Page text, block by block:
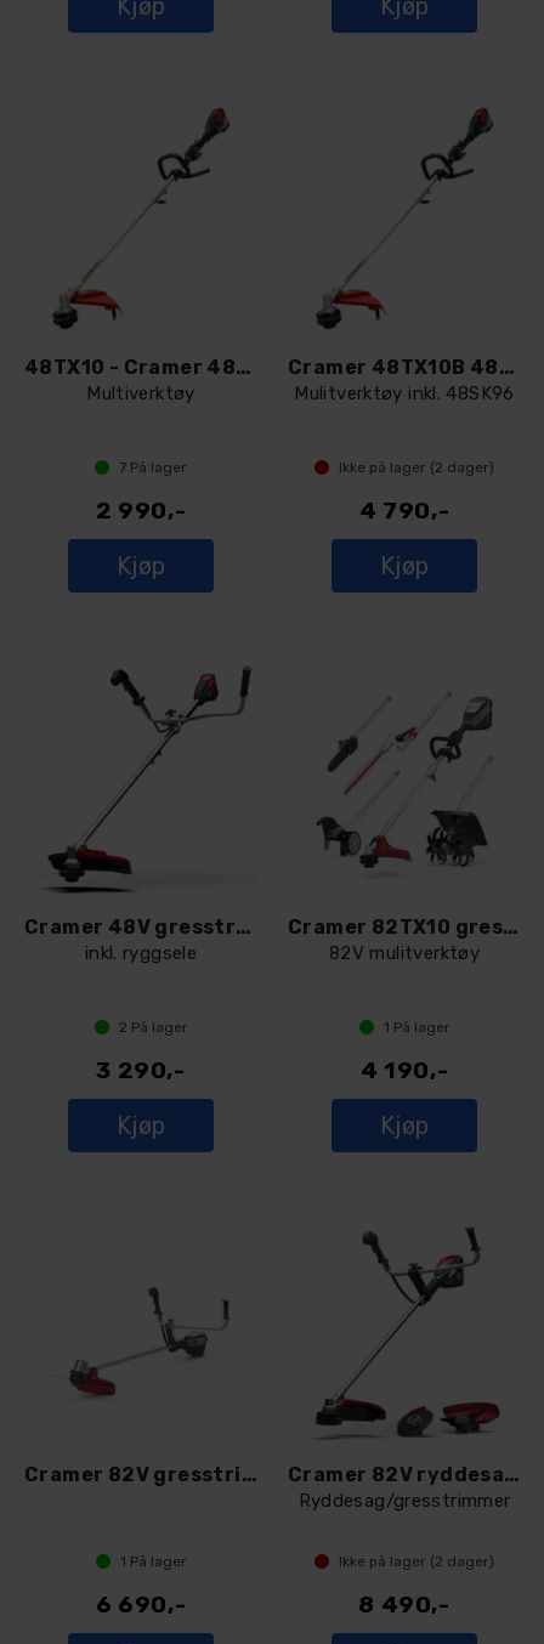
Kjøp Kjøp
48TX10 - Cramer 48V gresstrimmer
Multiverktøy
7 På lager
2 990,-
Kjøp
Cramer 48TX10B 48V gresstrimmer
Mulitverktøy inkl. 48SK96
Ikke på lager (2 dager)
4 790,-
Kjøp
Cramer 48V gresstrimmer 48TB10
inkl. ryggsele
2 På lager
3 290,-
Kjøp
Cramer 82TX10 gresstrimmer
82V mulitverktøy
1 På lager
4 190,-
Kjøp
Cramer 82V gresstrimmer 82TB16
1 På lager
6 690,-
Cramer 82V ryddesag 82TBX20
Ryddesag/gresstrimmer
Ikke på lager (2 dager)
8 490,-